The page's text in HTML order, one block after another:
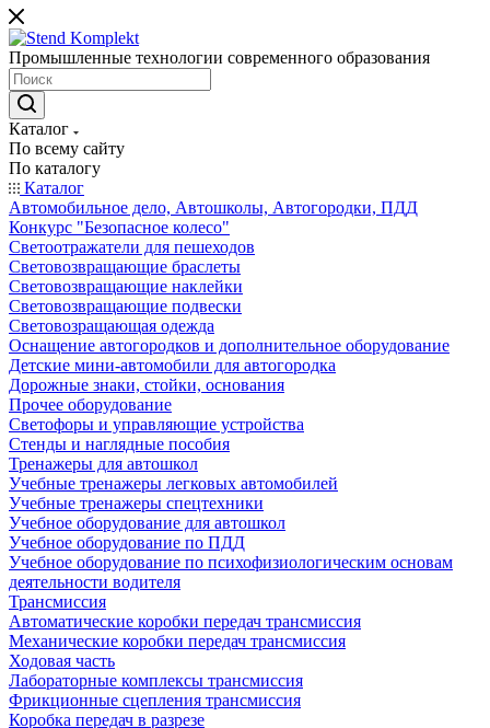
Промышленные технологии современного образования
Каталог
По всему сайту
По каталогу
Каталог
Автомобильное дело, Автошколы, Автогородки, ПДД
Конкурс "Безопасное колесо"
Светоотражатели для пешеходов
Световозвращающие браслеты
Световозвращающие наклейки
Световозвращающие подвески
Световозращающая одежда
Оснащение автогородков и дополнительное оборудование
Детские мини-автомобили для автогородка
Дорожные знаки, стойки, основания
Прочее оборудование
Светофоры и управляющие устройства
Стенды и наглядные пособия
Тренажеры для автошкол
Учебные тренажеры легковых автомобилей
Учебные тренажеры спецтехники
Учебное оборудование для автошкол
Учебное оборудование по ПДД
Учебное оборудование по психофизиологическим основам
деятельности водителя
Трансмиссия
Автоматические коробки передач трансмиссия
Механические коробки передач трансмиссия
Ходовая часть
Лабораторные комплексы трансмиссия
Фрикционные сцепления трансмиссия
Коробка передач в разрезе